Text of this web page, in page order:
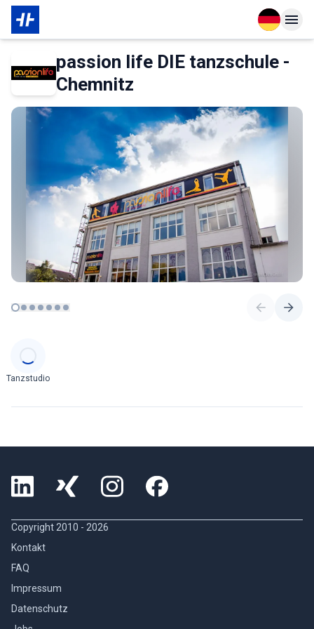
OpenOpen
Über den Partner
passion life DIE tanzschule -
Chemnitz
Tanzstudio
Copyright 2010 - 2026
Kontakt
FAQ
Impressum
Datenschutz